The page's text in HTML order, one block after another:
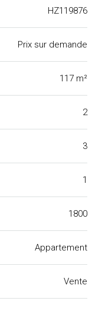
HZ119876
Prix sur demande
117 m²
2
3
1
1800
Appartement
Vente